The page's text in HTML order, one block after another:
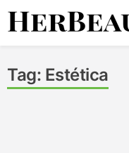
Skip
Tag: Estética